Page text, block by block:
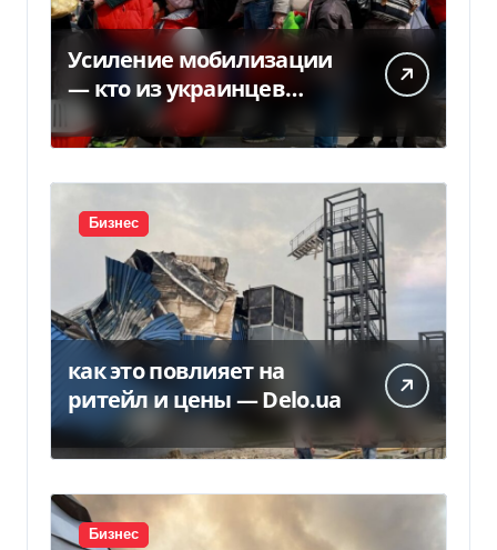
Усиление мобилизации
— кто из украинцев
потеряет право на
временную защиту в ЕС
Бизнес
как это повлияет на
ритейл и цены — Delo.ua
Бизнес